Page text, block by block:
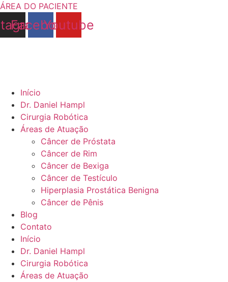
Pular
para
o
ÁREA DO PACIENTE
Facebook
Youtube
Início
Dr. Daniel Hampl
Cirurgia Robótica
Áreas de Atuação
Câncer de Próstata
Câncer de Rim
Câncer de Bexiga
Câncer de Testículo
Hiperplasia Prostática Benigna
Câncer de Pênis
Blog
Contato
Início
Dr. Daniel Hampl
Cirurgia Robótica
Áreas de Atuação